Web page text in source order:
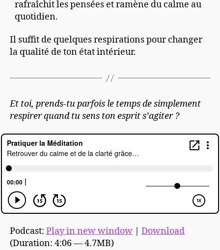
rafraîchit les pensées et ramène du calme au
quotidien.
Il suffit de quelques respirations pour changer
la qualité de ton état intérieur.
Et toi, prends-tu parfois le temps de simplement
respirer quand tu sens ton esprit s’agiter ?
Podcast: Play in new window
Download
(Duration: 4:06 — 4.7MB)